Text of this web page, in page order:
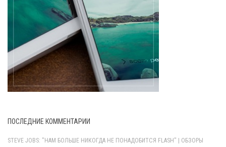
ПОСЛЕДНИЕ КОММЕНТАРИИ
STEVE JOBS: "НАМ БОЛЬШЕ НИКОГДА НЕ ПОНАДОБИТСЯ FLASH" | ОБЗОРЫ